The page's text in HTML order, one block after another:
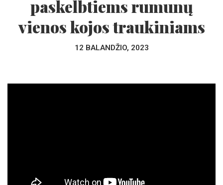
paskelbtiems rumunų
vienos kojos traukiniams
12 BALANDŽIO, 2023